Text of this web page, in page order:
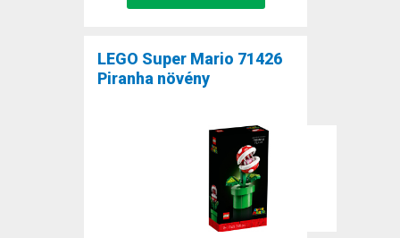
LEGO Super Mario 71426
Piranha növény